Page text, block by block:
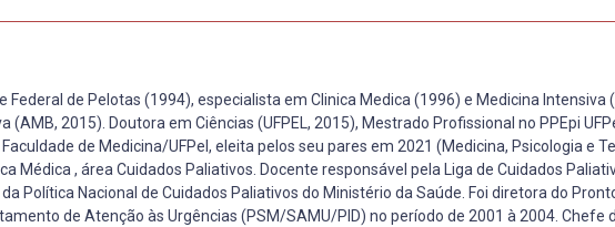
Federal de Pelotas (1994), especialista em Clinica Medica (1996) e Medicina Intensiva
2015). Doutora em Ciências (UFPEL, 2015), Mestrado Profissional no PPEpi
de Medicina/UFPel, eleita pelos seu pares em 2021 (Medicina, Psicologia e
Médica , área Cuidados Paliativos. Docente responsável pela Liga de Cuidados
Política Nacional de Cuidados Paliativos do Ministério da Saúde. Foi diretora do
de Atenção às Urgências (PSM/SAMU/PID) no período de 2001 à 2004. Chefe